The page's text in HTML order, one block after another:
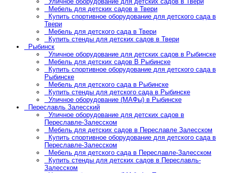
Мебель для детских садов в Твери
Купить спортивное оборудование для детского сада в
Твери
Мебель для детского сада в Твери
Купить стенды для детских садов в Твери
Рыбинск
Уличное оборудование для детских садов в Рыбинске
Мебель для детских садов В Рыбинске
Купить спортивное оборудование для детского сада в
Рыбинске
Мебель для детского сада в Рыбинске
Купить стенды для детского сада в Рыбинске
Уличное оборудование (МАФы) в Рыбинске
Переславль Залесский
Уличное оборудование для детских садов в
Переславле-Залесском
Мебель для детских садов в Переславле Залесском
Купить спортивное оборудование для детского сада в
Переславле-Залесском
Мебель для детского сада в Переславле-Залесском
Купить стенды для детских садов в Переславль-
Залесском